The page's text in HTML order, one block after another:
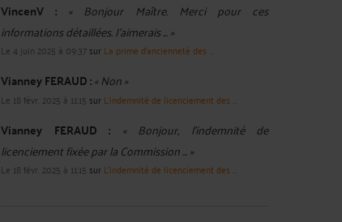
VincenV : « Bonjour Maître. Merci pour ces
informations détaillées. J'aimerais ... »
Le 4 juin 2025 à 09:37sur La prime d'ancienneté des ...
Vianney FERAUD :« Non »
Le 18 févr. 2025 à 11:15 sur L'indemnité de licenciement des ...
Vianney FERAUD :
« Bonjour, l'indemnité de
licenciement fixée par la Commission ... »
Le 18 févr. 2025 à 11:15 sur L'indemnité de licenciement des ...